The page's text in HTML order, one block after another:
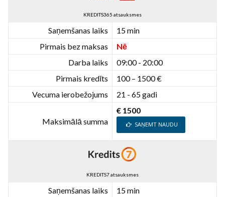
KREDITS365 atsauksmes
Saņemšanas laiks
15 min
Pirmais bez maksas
Nē
Darba laiks
09:00 - 20:00
Pirmais kredīts
100 – 1500 €
Vecuma ierobežojums
21 - 65 gadi
Maksimālā summa
€ 1500
SAŅEMT NAUDU
KREDITS7 atsauksmes
Saņemšanas laiks
15 min